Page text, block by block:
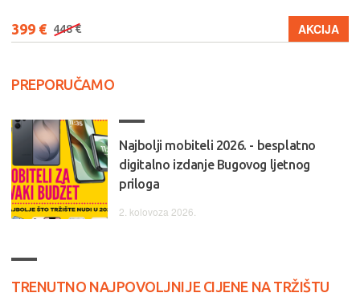
399 € 448 € AKCIJA
PREPORUČAMO
Najbolji mobiteli 2026. - besplatno
digitalno izdanje Bugovog ljetnog
priloga
2. kolovoza 2026.
TRENUTNO NAJPOVOLJNIJE CIJENE NA TRŽIŠTU